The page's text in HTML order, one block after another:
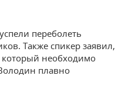
переболеть
Также спикер заявил,
который необходимо
плавно